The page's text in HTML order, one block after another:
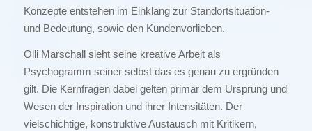
Konzepte entstehen im Einklang zur Standortsituation-
und Bedeutung, sowie den Kundenvorlieben.
Olli Marschall sieht seine kreative Arbeit als
Psychogramm seiner selbst das es genau zu ergründen
gilt. Die Kernfragen dabei gelten primär dem Ursprung und
Wesen der Inspiration und ihrer Intensitäten. Der
vielschichtige, konstruktive Austausch mit Kritikern,